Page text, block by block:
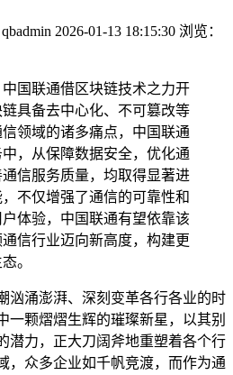
2026-01-13 18:15:30 浏览：
国联通借区块链技术之力开
具备去中心化、不可篡改等
领域的诸多痛点，中国联通
，从保障数据安全，优化通
信服务质量，均取得显著进
不仅增强了通信的可靠性和
体验，中国联通有望依靠该
信行业迈向新高度，构建更
。
汹涌澎湃、深刻变革各行各业的时
一颗熠熠生辉的璀璨新星，以其别
潜力，正大刀阔斧地重塑着各个行
，众多企业如千帆竞渡，而作为通